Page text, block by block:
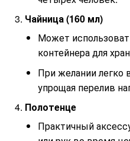
Чайница (160 мл)
Может
контейнера для
При желании легко
упрощая перелив
Полотенце
Практичный